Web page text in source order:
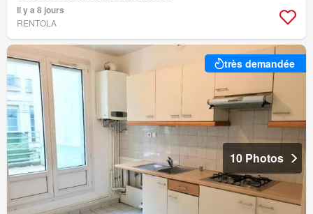
Il y a 8 jours
RENTOLA
très demandée
10 Photos